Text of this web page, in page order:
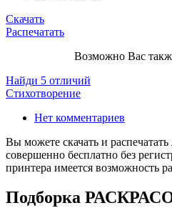
Скачать
Распечатать
Возможно Вас
Найди 5 отличий
Стихотворение
Нет комментариев
Вы можете скачать и
совершенно бесплатно без
принтера имеется возможность
Подборка